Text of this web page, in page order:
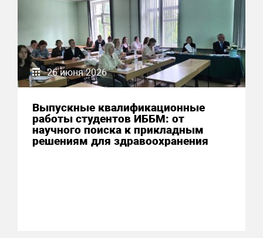
26 июня 2026
Выпускные квалификационные
работы студентов ИББМ: от
научного поиска к прикладным
решениям для здравоохранения